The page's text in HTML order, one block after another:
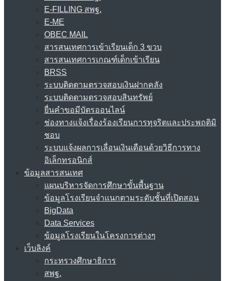
E-FILLING สพฐ.
E-ME
OBEC MAIL
สารสนเทศการเข้าเรียนเด็ก 3 ขวบ
สารสนเทศการเกณฑ์เด็กเข้าเรียน
BRSS
ระบบติดตามตรวจสอบเงินฝากคลัง
ระบบติดตามตรวจสอบสินทรัพย์
ยื่นคำขอมีบัตรออนไลน์
ช่องทางแจ้งเรื่องร้องเรียนการทุจริตและประพฤติมิ
ชอบ
ระบบแจ้งผลการเลื่อนเงินเดือนด้วยวิธีการทาง
อิเล็กทรอนิกส์
ข้อมูลสารสนเทศ
แผนบริหารจัดการศึกษาขั้นพื้นฐาน
ข้อมูลโรงเรียนจำแนกตามระดับชั้นที่เปิดสอน
BigData
Data Services
ข้อมูลโรงเรียนในโครงการต่างๆ
เว็บลิงค์
กระทรวงศึกษาธิการ
สพฐ.